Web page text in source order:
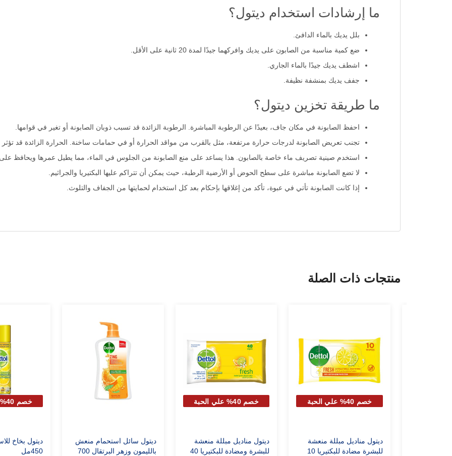
ما إرشادات استخدام ديتول؟
بلل يديك بالماء الدافئ.
ضع كمية مناسبة من الصابون على يديك وافركهما جيدًا لمدة 20 ثانية على الأقل.
اشطف يديك جيدًا بالماء الجاري.
جفف يديك بمنشفة نظيفة.
ما طريقة تخزين ديتول؟
احفظ الصابونة في مكان جاف، بعيدًا عن الرطوبة المباشرة. الرطوبة الزائدة قد تسبب ذوبان الصابونة أو تغير في قوامها.
تجنب تعريض الصابونة لدرجات حرارة مرتفعة، مثل بالقرب من مواقد الحرارة أو في حمامات ساخنة. الحرارة الزائدة قد تؤثر
استخدم صينية تصريف ماء خاصة بالصابون. هذا يساعد على منع الصابونة من الجلوس في الماء، مما يطيل عمرها ويحافظ على
لا تضع الصابونة مباشرة على سطح الحوض أو الأرضية الرطبة، حيث يمكن أن تتراكم عليها البكتيريا والجراثيم.
إذا كانت الصابونة تأتي في عبوة، تأكد من إغلاقها بإحكام بعد كل استخدام لحمايتها من الجفاف والتلوث.
منتجات ذات الصلة
خصم 40% علي الحبة
ديتول مناديل مبللة منعشة
للبشرة مضادة للبكتيريا 10
خصم 40% علي الحبة
ديتول مناديل مبللة منعشة
للبشرة ومضادة للبكتيريا 40
ديتول سائل استحمام منعش
بالليمون وزهر البرتقال 700
ديتول بخاخ
450مل